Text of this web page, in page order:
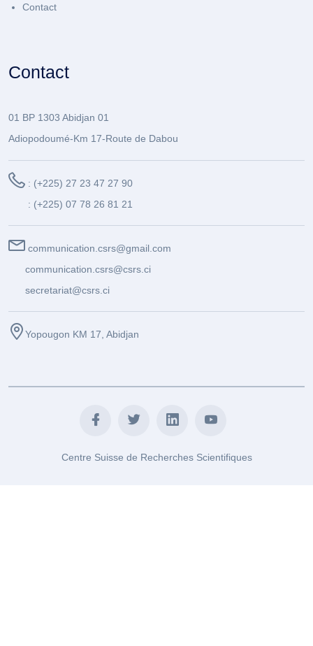
Contact
Contact
01 BP 1303 Abidjan 01
Adiopodoumé-Km 17-Route de Dabou
: (+225) 27 23 47 27 90
: (+225) 07 78 26 81 21
communication.csrs@gmail.com
communication.csrs@csrs.ci
secretariat@csrs.ci
Yopougon KM 17, Abidjan
Centre Suisse de Recherches Scientifiques